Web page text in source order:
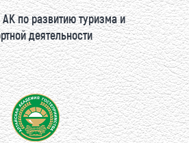
АК по развитию туризма и
деятельности